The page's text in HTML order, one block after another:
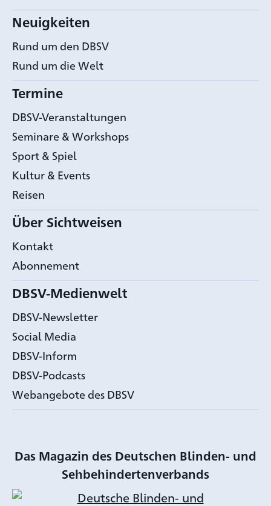
Neuigkeiten
Rund um den DBSV
Rund um die Welt
Termine
DBSV-Veranstaltungen
Seminare & Workshops
Sport & Spiel
Kultur & Events
Reisen
Über Sichtweisen
Kontakt
Abonnement
DBSV-Medienwelt
DBSV-Newsletter
Social Media
DBSV-Inform
DBSV-Podcasts
Webangebote des DBSV
Das Magazin des Deutschen Blinden- und
Sehbehindertenverbands